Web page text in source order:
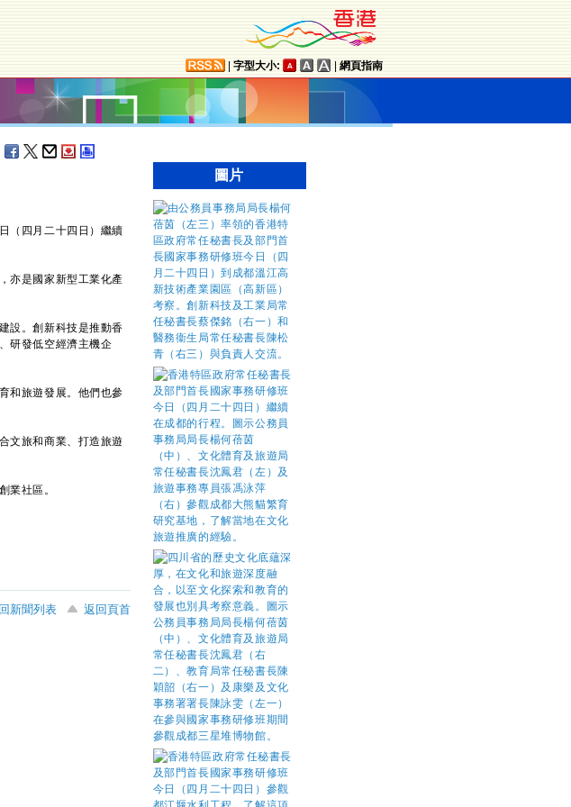
字型大小: 網頁指南
（四月二十四日）繼續
亦是國家新型工業化產
設。創新科技是推動香
研發低空經濟主機企
和旅遊發展。他們也參
文旅和商業、打造旅遊
社區。
新聞列表
返回頁首
圖片